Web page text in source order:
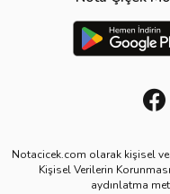
Notacicek.com olarak kişisel
Kişisel Verilerin
aydınlatma